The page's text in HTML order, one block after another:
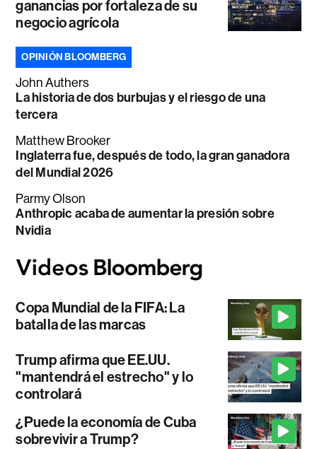
ganancias por fortaleza de su
negocio agrícola
OPINIÓN BLOOMBERG
John Authers
La historia de dos burbujas y el riesgo de una
tercera
Matthew Brooker
Inglaterra fue, después de todo, la gran ganadora
del Mundial 2026
Parmy Olson
Anthropic acaba de aumentar la presión sobre
Nvidia
Copa Mundial de la FIFA: La
batalla de las marcas
Trump afirma que EE.UU.
"mantendrá el estrecho" y lo
controlará
¿Puede la economía de Cuba
sobrevivir a Trump?